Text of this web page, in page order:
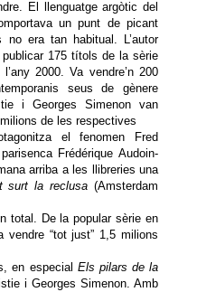
El llenguatge argòtic del
un punt de picant
no era tan habitual. L’autor
175 títols de la sèrie
2000. Va vendre’n 200
seus de gènere
i Georges Simenon van
de les respectives
el fenomen Fred
Frédérique Audoin-
arriba a les llibreries una
surt la reclusa (Amsterdam
total. De la popular sèrie en
“tot just” 1,5 milions
en especial Els pilars de la
i Georges Simenon. Amb